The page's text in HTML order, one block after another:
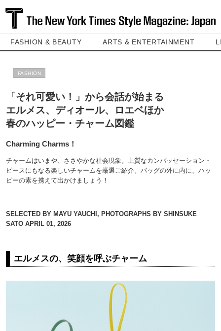
FASHION & BEAUTY ARTS & ENTERTAINMENT
FASHION
「それ可愛い！」から会話が始まる
エルメス、ディオール、ロエベほか
春のハッピー・チャーム図鑑
Charming Charms！
チャームはいまや、ささやかな社会現象。上質なカンバッセーション・
ピースにもなる楽しいチャームを厳選ご紹介。バッグの外に内に、ハッ
ピーの素を携えて出かけましょう！
SELECTED BY MAYU YAUCHI, PHOTOGRAPHS BY SHINSUKE
SATO APRIL 01, 2026
エルメスの、笑顔を呼ぶチャーム